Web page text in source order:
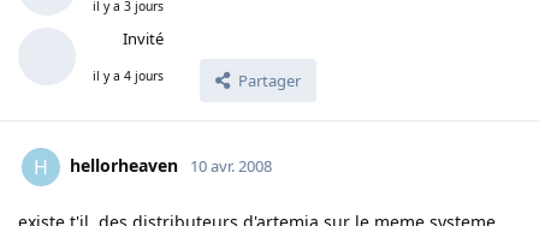
il y a 3 jours
Invité
il y a 4 jours Partager
H hellorheaven 10 avr. 2008